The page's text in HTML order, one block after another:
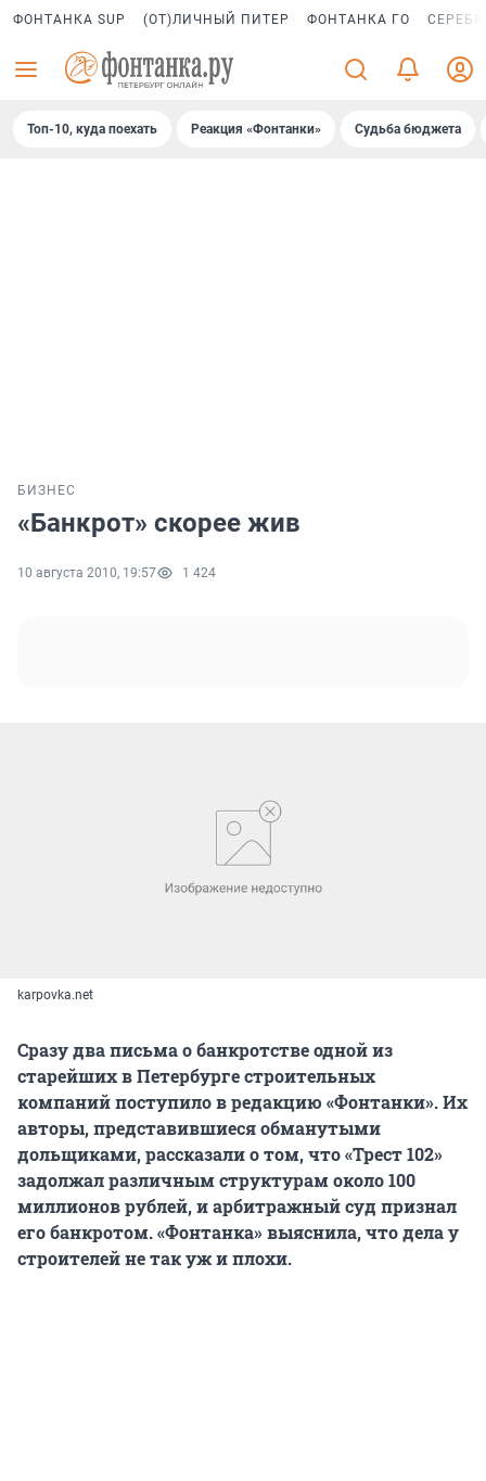
ФОНТАНКА SUP (ОТ)ЛИЧНЫЙ ПИТЕР ФОНТАНКА ГО
Топ-10, куда поехать Реакция «Фонтанки» Судьба бюджета
БИЗНЕС
«Банкрот» скорее жив
10 августа 2010, 19:57 1 424
karpovka.net
Сразу два письма о банкротстве одной из
старейших в Петербурге строительных
компаний поступило в редакцию «Фонтанки». Их
авторы, представившиеся обманутыми
дольщиками, рассказали о том, что «Трест 102»
задолжал различным структурам около 100
миллионов рублей, и арбитражный суд признал
его банкротом. «Фонтанка» выяснила, что дела у
строителей не так уж и плохи.